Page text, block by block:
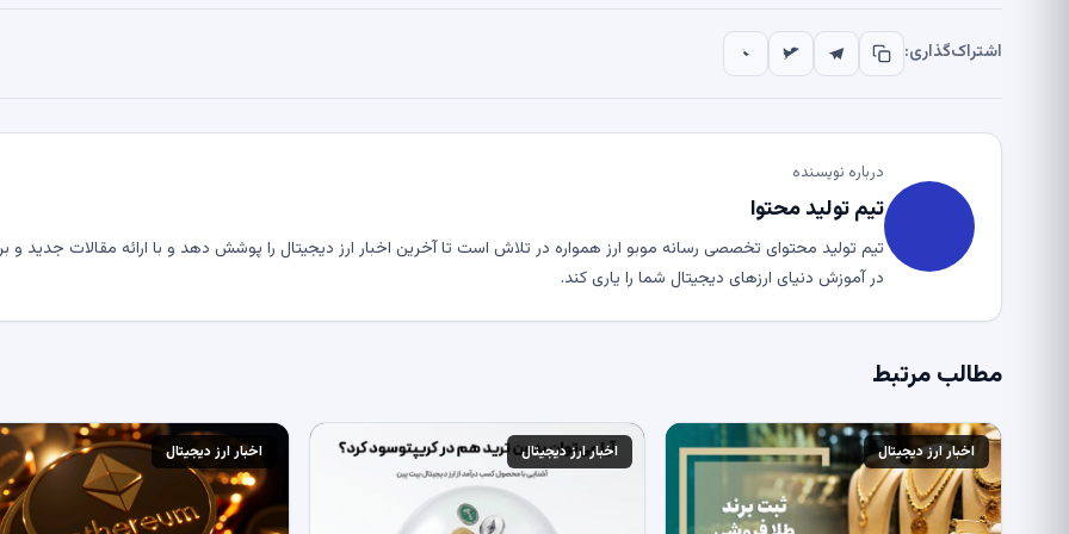
اشتراک‌گذاری:
درباره نویسنده
تیم تولید محتوا
تیم تولید محتوای تخصصی رسانه موبو ارز همواره در تلاش است تا آخرین اخبار ارز دیجیتال را پوشش دهد و با ارائه مقالات جدید و
در آموزش دنیای ارزهای دیجیتال شما را یاری کند.
مطالب مرتبط
اخبار ارز دیجیتال اخبار ارز دیجیتال اخبار ارز دیجیتال